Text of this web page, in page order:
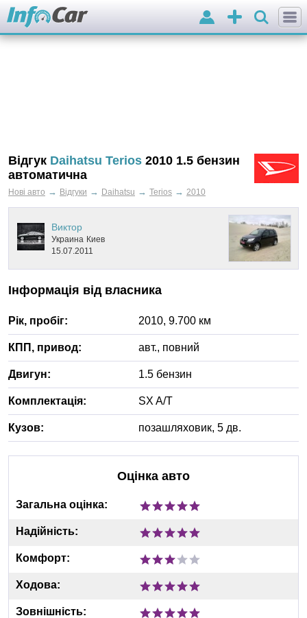
Додати
оголошення
Вхід
Відгук Daihatsu Terios 2010 1.5 бензин
автоматична
Нові авто → Відгуки → Daihatsu → Terios → 2010
Виктор
Украина Киев
15.07.2011
Інформація від власника
Рік, пробіг: 2010, 9.700 км
КПП, привод: авт., повний
Двигун: 1.5 бензин
Комплектація: SX A/T
Кузов: позашляховик, 5 дв.
Оцінка авто
Загальна оцінка:
Надійність:
Комфорт:
Ходова:
Зовнішність: